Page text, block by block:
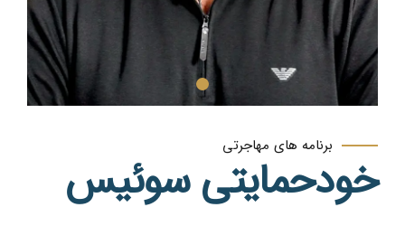
برنامه های مهاجرتی
خودحمایتی سوئیس